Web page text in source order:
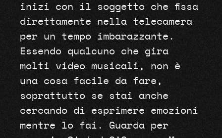
inizi con il soggetto che fissa
direttamente nella telecamera
per un tempo imbarazzante.
Essendo qualcuno che gira
molti video musicali, non è
una cosa facile da fare,
soprattutto se stai anche
cercando di esprimere emozioni
mentre lo fai. Guarda per